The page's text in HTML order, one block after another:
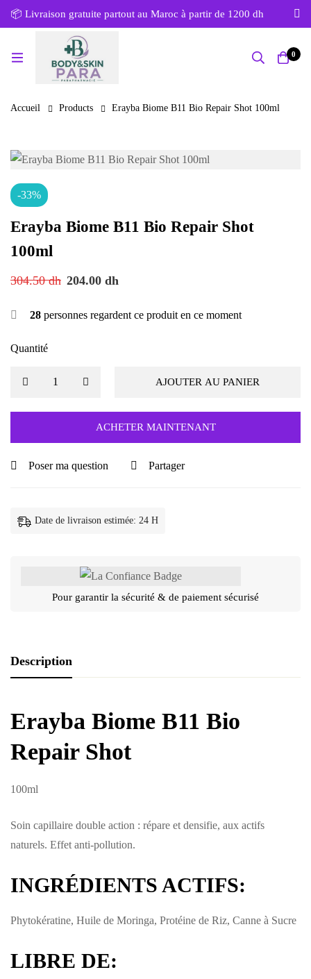
📦 Livraison gratuite partout au Maroc à partir de 1200 dh
0
Accueil Products Erayba Biome B11 Bio Repair Shot 100ml
-33%
Erayba Biome B11 Bio Repair Shot
100ml
304.50dh 204.00 dh
28 personnes regardent ce produit en ce moment
Quantité
AJOUTER AU PANIER
ACHETER MAINTENANT
Poser ma question Partager
Date de livraison estimée: 24 H
Pour garantir la sécurité & de paiement sécurisé
Description
Erayba Biome B11 Bio
Repair Shot
100ml
Soin capillaire double action : répare et densifie, aux actifs
naturels. Effet anti-pollution.
INGRÉDIENTS ACTIFS:
Phytokératine, Huile de Moringa, Protéine de Riz, Canne à Sucre
LIBRE DE: